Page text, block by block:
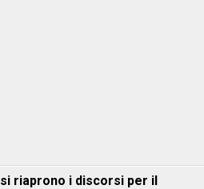
riaprono i discorsi per il